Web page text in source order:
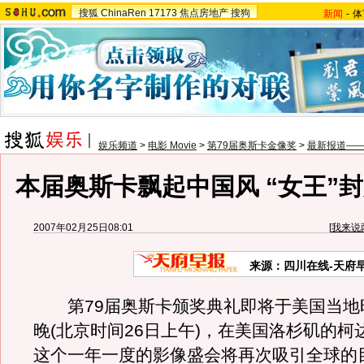
搜狐 ChinaRen 17173 焦点房地产 搜狗 新闻 -
娱乐频道 > 电影 Movie > 第79届奥斯卡金像奖 > 最新报道——
本届奥斯卡飘起中国风 “女王”
2007年02月25日08:01 [我来说
来源：四川在线-天府
第79届奥斯卡颁奖典礼即将于美国当地
晚(北京时间26日上午)，在美国洛杉矶的柯
这个一年一度的影像盛会将再次吸引全球的